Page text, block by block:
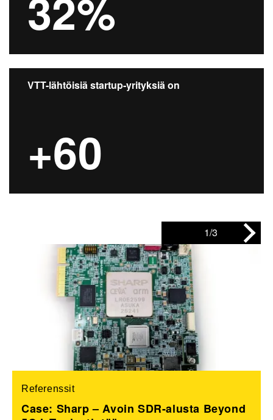
VTT-lähtöisiä startup-yrityksiä on
+60
1/3
Referenssit
Case: Sharp – Avoin SDR-alusta Beyond